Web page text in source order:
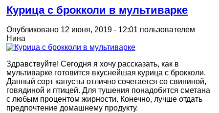
Курица с брокколи в мультиварке
Опубликовано 12 июня, 2019 - 12:01 пользователем
Нина
Здравствуйте! Сегодня я хочу рассказать, как в
мультиварке готовится вкуснейшая курица с брокколи.
Данный сорт капусты отлично сочетается со свининой,
говядиной и птицей. Для тушения понадобится сметана
с любым процентом жирности. Конечно, лучше отдать
предпочтение домашнему продукту.